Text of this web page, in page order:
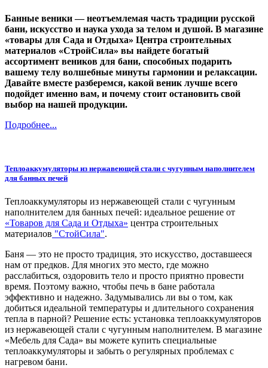
Банные веники — неотъемлемая часть традиции русской
бани, искусство и наука ухода за телом и душой. В магазине
«товары для Сада и Отдыха» Центра строительных
материалов «СтройСила» вы найдете богатый
ассортимент веников для бани, способных подарить
вашему телу волшебные минуты гармонии и релаксации.
Давайте вместе разберемся, какой веник лучше всего
подойдет именно вам, и почему стоит остановить свой
выбор на нашей продукции.
Подробнее...
Теплоаккумуляторы из нержавеющей стали с чугунным наполнителем
для банных печей
Теплоаккумуляторы из нержавеющей стали с чугунным
наполнителем для банных печей: идеальное решение от
«Товаров для Сада и Отдыха» центра строительных
материалов "СтойСила".
Баня — это не просто традиция, это искусство, доставшееся
нам от предков. Для многих это место, где можно
расслабиться, оздоровить тело и просто приятно провести
время. Поэтому важно, чтобы печь в бане работала
эффективно и надежно. Задумывались ли вы о том, как
добиться идеальной температуры и длительного сохранения
тепла в парной? Решение есть: установка теплоаккумуляторов
из нержавеющей стали с чугунным наполнителем. В магазине
«Мебель для Сада» вы можете купить специальные
теплоаккумуляторы и забыть о регулярных проблемах с
нагревом бани.